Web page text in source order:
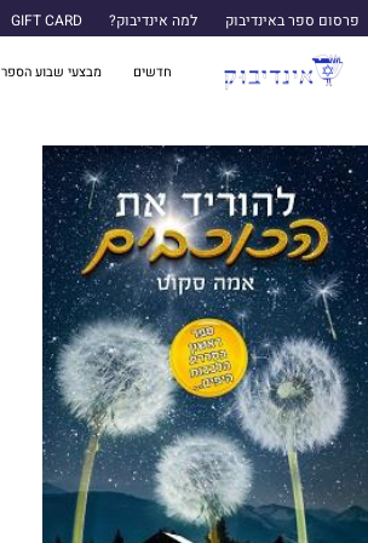
פרסום ספר באינדיבוק למה אינדיבוק? GIFT CARD
חדשים מבצעי שבוע הספר 2026